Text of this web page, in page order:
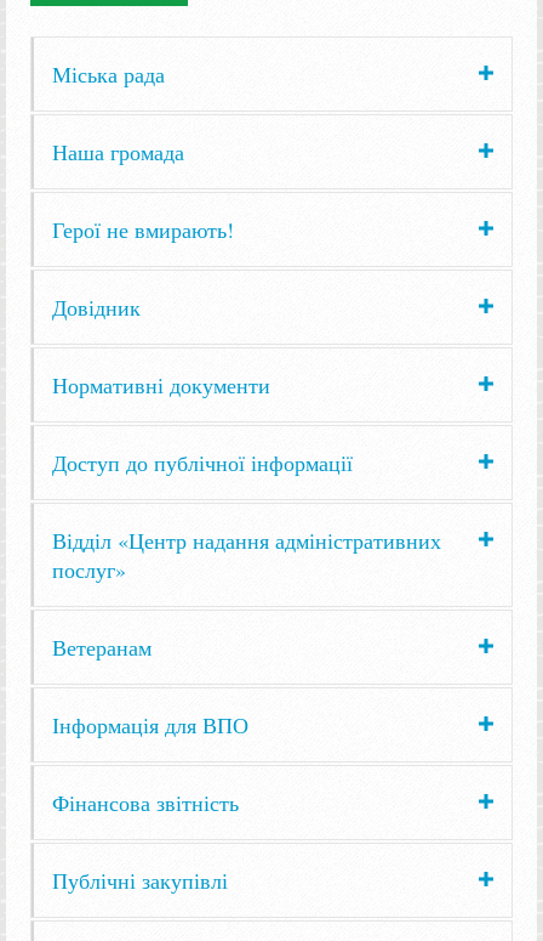
Міська рада
Наша громада
Герої не вмирають!
Довідник
Нормативні документи
Доступ до публічної інформації
Відділ «Центр надання адміністративних
послуг»
Ветеранам
Інформація для ВПО
Фінансова звітність
Публічні закупівлі